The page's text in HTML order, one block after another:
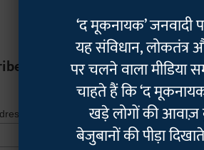
‘द मूकनायक’ जनवादी
यह संविधान, लोकतंत्र
पर चलने वाला मीडिया
चाहते हैं कि ‘द
खड़े लोगों की आवाज़
बेजुबानों की पीड़ा